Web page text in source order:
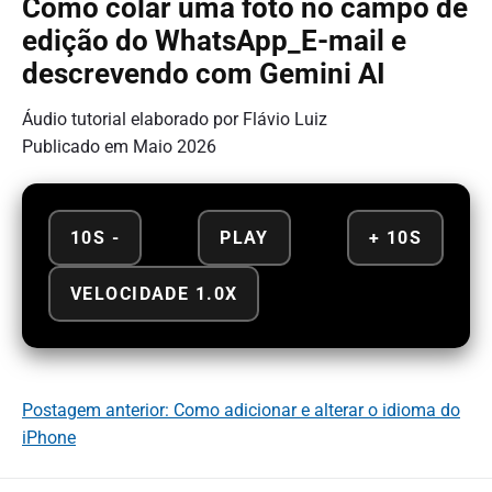
Como colar uma foto no campo de
edição do WhatsApp_E-mail e
descrevendo com Gemini AI
Áudio tutorial elaborado por Flávio Luiz
Publicado em Maio 2026
10S - PLAY + 10S
VELOCIDADE 1.0X
Postagem anterior: Como adicionar e alterar o idioma do
iPhone